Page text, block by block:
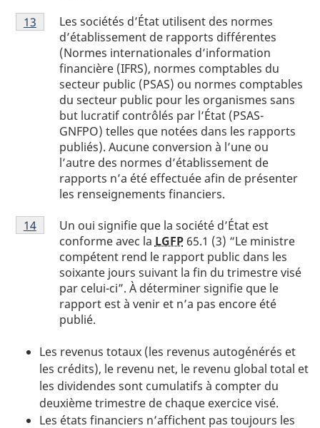
Note
de
Les sociétés d’État utilisent des normes
d’établissement de rapports différentes
(Normes internationales d’information
financière (IFRS), normes comptables du
secteur public (PSAS) ou normes comptables
du secteur public pour les organismes sans
but lucratif contrôlés par l’État (PSAS-
GNFPO) telles que notées dans les rapports
publiés). Aucune conversion à l’une ou
l’autre des normes d’établissement de
rapports n’a été effectuée afin de présenter
les renseignements financiers.
Retour à la référence de la note
13 du tableau 1
Note
de
Un oui signifie que la société d’État est
conforme avec la LGFP65.1 (3) “Le ministre
compétent rend le rapport public dans les
soixante jours suivant la fin du trimestre visé
par celui-ci”. À déterminer signifie que le
rapport est à venir et n’a pas encore été
publié.
Retour à la référence de la note
14du tableau 1
Les revenus totaux (les revenus autogénérés et
les crédits), le revenu net, le revenu global total et
les dividendes sont cumulatifs à compter du
deuxième trimestre de chaque exercice visé.
Les états financiers n’affichent pas toujours les